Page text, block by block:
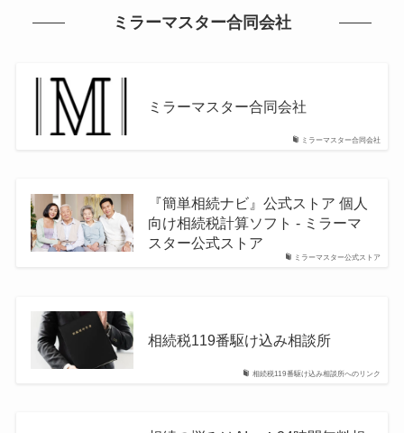
ミラーマスター合同会社
ミラーマスター合同会社
ミラーマスター合同会社
ミラーマスター公式ストア
『簡単相続ナビ』公式ストア 個人
向け相続税計算ソフト - ミラーマ
スター公式ストア
相続税119番駆け込み相談所へのリンク
相続税119番駆け込み相談所